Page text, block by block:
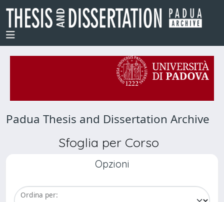
Padua Thesis and Dissertation Archive
Sfoglia per Corso
Opzioni
Ordina per: